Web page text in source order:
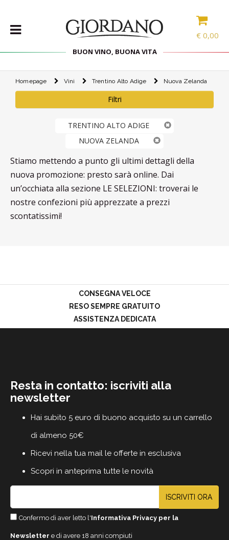
€ 0,00
BUON VINO, BUONA VITA
VINI
INTERNAZIONALE
CONFEZIONI
SPIRITS
ACCESSORI
Homepage Vini Trentino Alto Adige Nuova Zelanda
Filtri
TRENTINO ALTO ADIGE
NUOVA ZELANDA
Stiamo mettendo a punto gli ultimi dettagli della
nuova promozione: presto sarà online. Dai
un’occhiata alla sezione LE SELEZIONI: troverai le
nostre confezioni più apprezzate a prezzi
scontatissimi!
CONSEGNA VELOCE
RESO SEMPRE GRATUITO
ASSISTENZA DEDICATA
Resta in contatto: iscriviti alla
newsletter
Hai subito 5 euro di buono acquisto su un carrello
di almeno 50€
Ricevi nella tua mail le offerte in esclusiva
Scopri in anteprima tutte le novità
ISCRIVITI ORA
Confermo di aver letto l'Informativa Privacy per la
Newsletter e di avere 18 anni compiuti